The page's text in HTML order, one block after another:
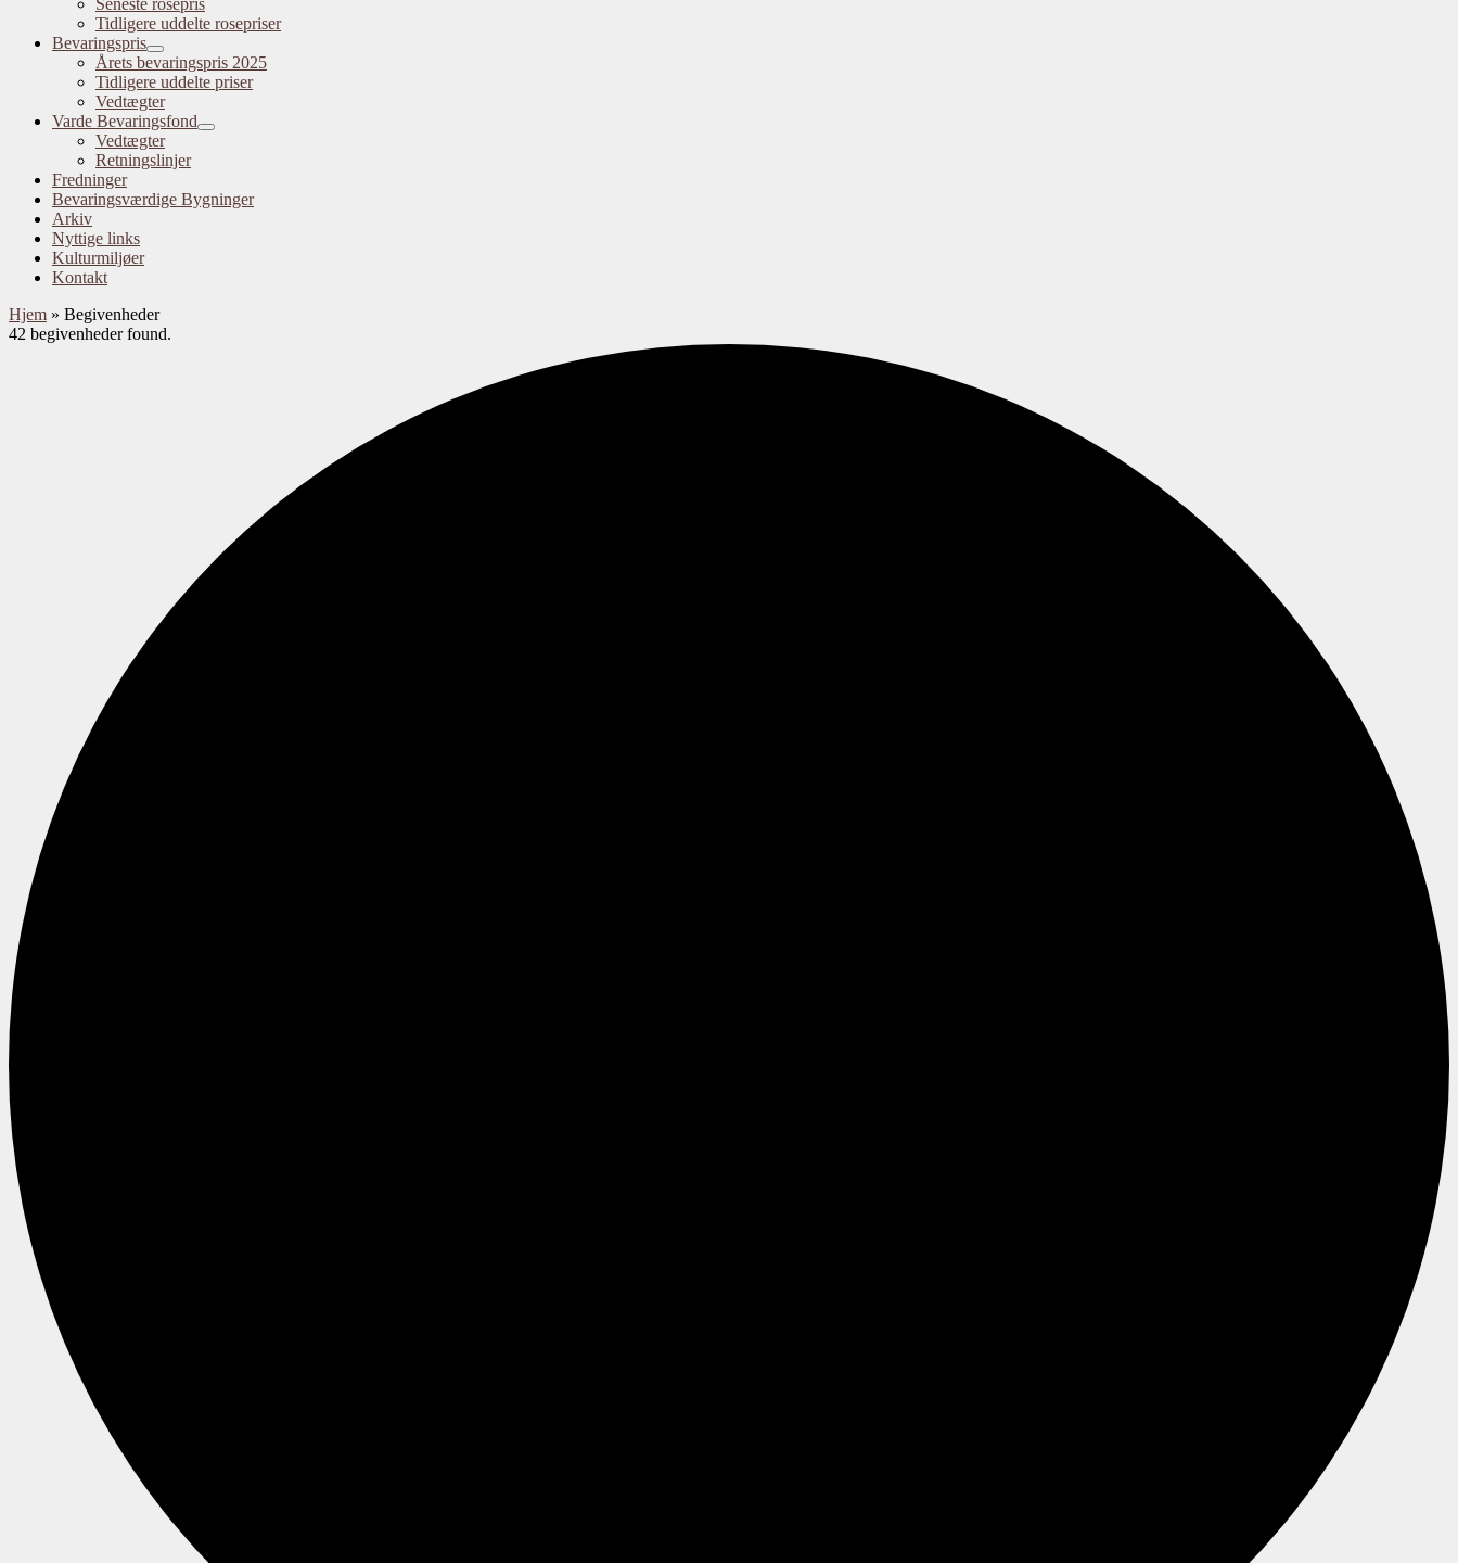
Seneste rosepris
Tidligere uddelte rosepriser
Bevaringspris
Årets bevaringspris 2025
Tidligere uddelte priser
Vedtægter
Varde Bevaringsfond
Vedtægter
Retningslinjer
Fredninger
Bevaringsværdige Bygninger
Arkiv
Nyttige links
Kulturmiljøer
Kontakt
Hjem » Begivenheder
42 begivenheder found.